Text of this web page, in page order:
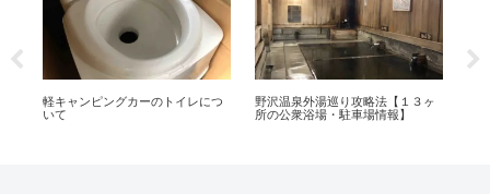
軽キャンピングカーのトイレにつ
いて
野沢温泉外湯巡り攻略法【１３ヶ
所の公衆浴場・駐車場情報】